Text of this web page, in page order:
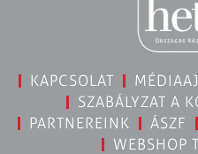
KAPCSOLAT
SZABÁLYZAT A
PARTNEREINK
ÁSZF
WEBSHOP